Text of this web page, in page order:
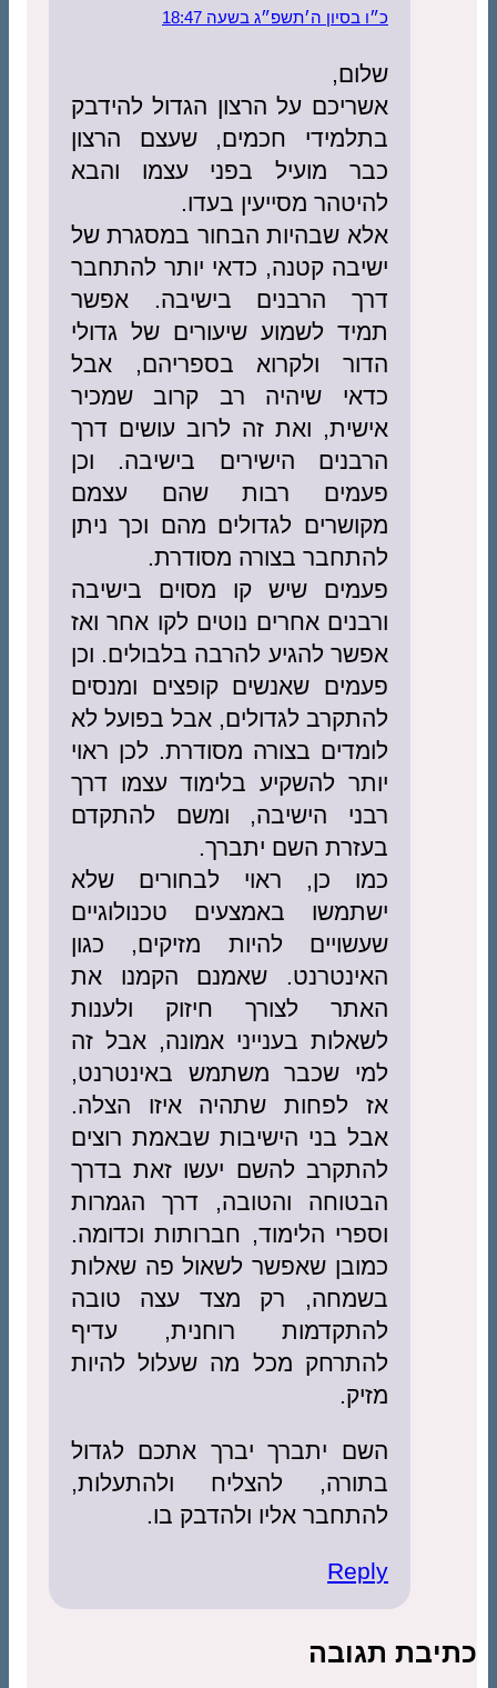
כ״ו בסיון ה׳תשפ״ג בשעה 18:47
שלום,
אשריכם על הרצון הגדול להידבק
בתלמידי חכמים, שעצם הרצון
כבר מועיל בפני עצמו והבא
להיטהר מסייעין בעדו.
אלא שבהיות הבחור במסגרת של
ישיבה קטנה, כדאי יותר להתחבר
דרך הרבנים בישיבה. אפשר
תמיד לשמוע שיעורים של גדולי
הדור ולקרוא בספריהם, אבל
כדאי שיהיה רב קרוב שמכיר
אישית, ואת זה לרוב עושים דרך
הרבנים הישירים בישיבה. וכן
פעמים רבות שהם עצמם
מקושרים לגדולים מהם וכך ניתן
להתחבר בצורה מסודרת.
פעמים שיש קו מסוים בישיבה
ורבנים אחרים נוטים לקו אחר ואז
אפשר להגיע להרבה בלבולים. וכן
פעמים שאנשים קופצים ומנסים
להתקרב לגדולים, אבל בפועל לא
לומדים בצורה מסודרת. לכן ראוי
יותר להשקיע בלימוד עצמו דרך
רבני הישיבה, ומשם להתקדם
בעזרת השם יתברך.
כמו כן, ראוי לבחורים שלא
ישתמשו באמצעים טכנולוגיים
שעשויים להיות מזיקים, כגון
האינטרנט. שאמנם הקמנו את
האתר לצורך חיזוק ולענות
לשאלות בענייני אמונה, אבל זה
למי שכבר משתמש באינטרנט,
אז לפחות שתהיה איזו הצלה.
אבל בני הישיבות שבאמת רוצים
להתקרב להשם יעשו זאת בדרך
הבטוחה והטובה, דרך הגמרות
וספרי הלימוד, חברותות וכדומה.
כמובן שאפשר לשאול פה שאלות
בשמחה, רק מצד עצה טובה
להתקדמות רוחנית, עדיף
להתרחק מכל מה שעלול להיות
מזיק.
השם יתברך יברך אתכם לגדול
בתורה, להצליח ולהתעלות,
להתחבר אליו ולהדבק בו.
Reply
כתיבת תגובה